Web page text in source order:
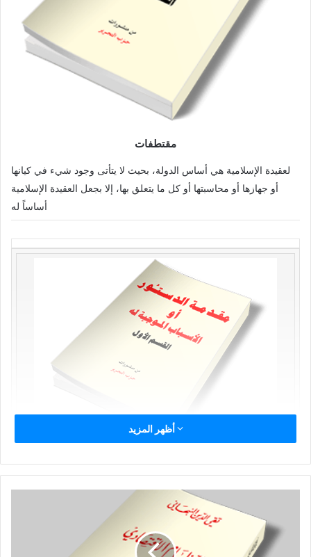
مقتطفات
لعقيدة الإسلامية هي أساس الدولة، بحيث لا يتأتى وجود شيء في كيانها
أو جهازها أو محاسبتها أو كل ما يتعلق بها، إلا بجعل العقيدة الإسلامية
أساساً له
أظهر المزيد